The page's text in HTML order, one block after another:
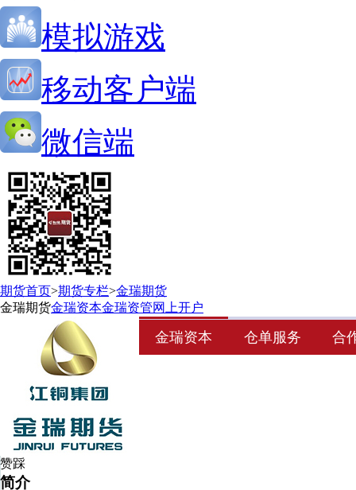
模拟游戏
移动客户端
微信端
期货首页>期货专栏>金瑞期货
金瑞期货金瑞资本金瑞资管网上开户
赞踩
简介
金瑞资本 仓单服务 合